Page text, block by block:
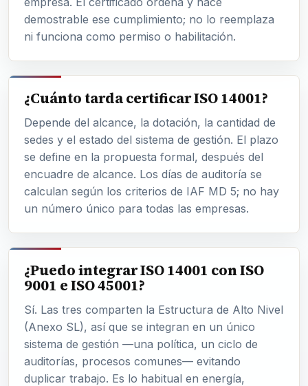
demostrable ese cumplimiento; no lo reemplaza
ni funciona como permiso o habilitación.
¿Cuánto tarda certificar ISO 14001?
Depende del alcance, la dotación, la cantidad de
sedes y el estado del sistema de gestión. El plazo
se define en la propuesta formal, después del
encuadre de alcance. Los días de auditoría se
calculan según los criterios de IAF MD 5; no hay
un número único para todas las empresas.
¿Puedo integrar ISO 14001 con ISO
9001 e ISO 45001?
Sí. Las tres comparten la Estructura de Alto Nivel
(Anexo SL), así que se integran en un único
sistema de gestión —una política, un ciclo de
auditorías, procesos comunes— evitando
duplicar trabajo. Es lo habitual en energía,